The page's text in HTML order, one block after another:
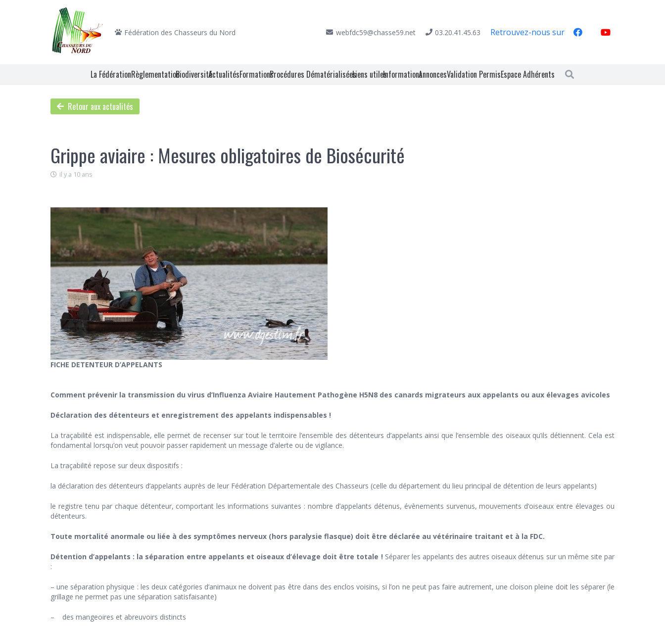
Fédération des Chasseurs du Nord webfdc59@chasse59.net 03.20.41.45.63 Retrouvez-nous sur
La FédérationRèglementationBiodiversitéActualitésFormationsProcédures DématérialiséesLiens utilesInformationsAnnoncesValidation PermisEspace Adhérents
Retour aux actualités
Grippe aviaire : Mesures obligatoires de Biosécurité
il y a 10 ans
FICHE DETENTEUR D’APPELANTS
Comment prévenir la transmission du virus d’Influenza Aviaire Hautement Pathogène H5N8 des canards migrateurs aux appelants ou aux élevages avicoles
Déclaration des détenteurs et enregistrement des appelants indispensables !
La traçabilité est indispensable, elle permet de recenser sur tout le territoire l’ensemble des détenteurs d’appelants ainsi que l’ensemble des oiseaux qu’ils détiennent. Cela est
fondamental lorsqu’on veut pouvoir passer rapidement un message d’alerte ou de vigilance.
La traçabilité repose sur deux dispositifs :
la déclaration des détenteurs d’appelants auprès de leur Fédération Départementale des Chasseurs (celle du département du lieu principal de détention de leurs appelants)
le registre tenu par chaque détenteur, comportant les informations suivantes : nombre d’appelants détenus, évènements survenus, mouvements d’oiseaux entre élevages ou
détenteurs.
Toute mortalité anormale ou liée à des symptômes nerveux (hors paralysie flasque) doit être déclarée au vétérinaire traitant et à la FDC.
Détention d’appelants : la séparation entre appelants et oiseaux d’élevage doit être totale ! Séparer les appelants des autres oiseaux détenus sur un même site par
:
– une séparation physique : les deux catégories d’animaux ne doivent pas être dans des enclos voisins, si l’on ne peut pas faire autrement, une cloison pleine doit les séparer (le
grillage ne permet pas une séparation satisfaisante)
– des mangeoires et abreuvoirs distincts